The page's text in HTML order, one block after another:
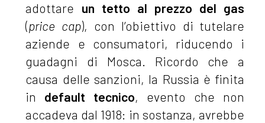
adottare un tetto al prezzo del gas
(price cap), con l’obiettivo di tutelare
aziende e consumatori, riducendo i
guadagni di Mosca. Ricordo che a
causa delle sanzioni, la Russia è finita
in default tecnico, evento che non
accadeva dal 1918: in sostanza, avrebbe